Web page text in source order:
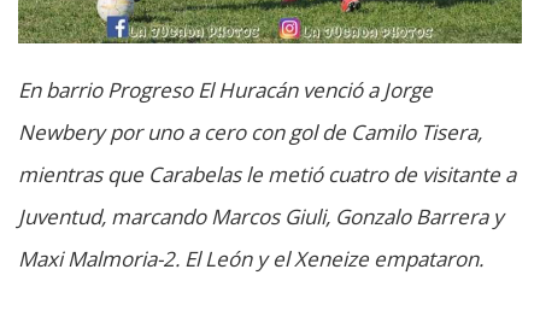
En barrio Progreso El Huracán venció a Jorge
Newbery por uno a cero con gol de Camilo Tisera,
mientras que Carabelas le metió cuatro de visitante a
Juventud, marcando Marcos Giuli, Gonzalo Barrera y
Maxi Malmoria-2. El León y el Xeneize empataron.